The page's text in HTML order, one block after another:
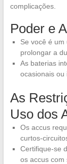
complicações.
Poder e
Se você é
prolongar a
As baterias
ocasionais ou
As
Uso dos
Os accus
curtos-
Certifique-se
os accus com